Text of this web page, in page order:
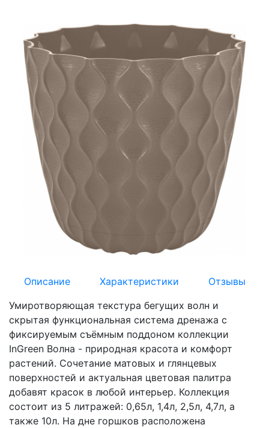
Описание Характеристики
Отзывы
Умиротворяющая текстура бегущих волн и
скрытая функциональная система дренажа с
фиксируемым съёмным поддоном коллекции
InGreen Волна - природная красота и комфорт
растений. Сочетание матовых и глянцевых
поверхностей и актуальная цветовая палитра
добавят красок в любой интерьер. Коллекция
состоит из 5 литражей: 0,65л, 1,4л, 2,5л, 4,7л, а
также 10л. На дне горшков расположена